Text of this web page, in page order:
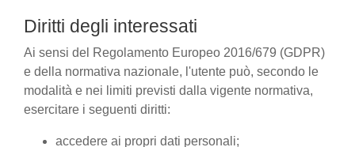
Diritti degli interessati
Ai sensi del Regolamento Europeo 2016/679 (GDPR)
e della normativa nazionale, l'utente può, secondo le
modalità e nei limiti previsti dalla vigente normativa,
esercitare i seguenti diritti:
accedere ai propri dati personali;